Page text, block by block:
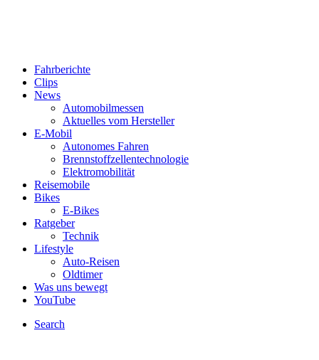
Fahrberichte
Clips
News
Automobilmessen
Aktuelles vom Hersteller
E-Mobil
Autonomes Fahren
Brennstoffzellentechnologie
Elektromobilität
Reisemobile
Bikes
E-Bikes
Ratgeber
Technik
Lifestyle
Auto-Reisen
Oldtimer
Was uns bewegt
YouTube
Search